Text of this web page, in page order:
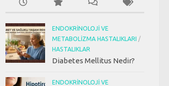
ENDOKRINOLOJI VE
METABOLIZMA HASTALIKLARI /
HASTALIKLAR
Diabetes Mellitus Nedir?
ENDOKRINOLOJI VE